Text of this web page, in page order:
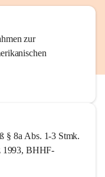
zur
§ 8a Abs. 1-3 Stmk.
1993, BHHF-